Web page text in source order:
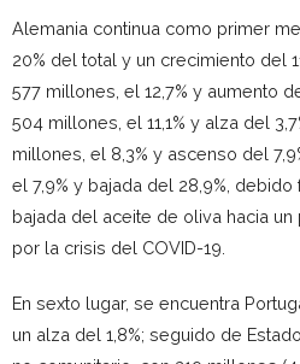
Alemania continua como primer
20% del total y un crecimiento del
577 millones, el 12,7% y aumento
504 millones, el 11,1% y alza del
millones, el 8,3% y ascenso del
el 7,9% y bajada del 28,9%,
bajada del aceite de oliva hacia
por la crisis del COVID-19.
En sexto lugar, se encuentra
un alza del 1,8%; seguido de